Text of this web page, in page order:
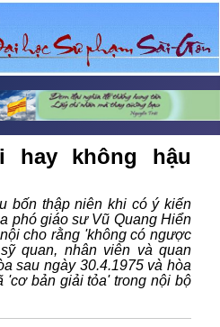
hay không hậu
bốn thập niên khi có ý kiến
phó giáo sư Vũ Quang Hiển
cho rằng 'không có ngược
quan, nhân viên và quan
sau ngày 30.4.1975 và hòa
'cơ bản giải tỏa' trong nội bộ